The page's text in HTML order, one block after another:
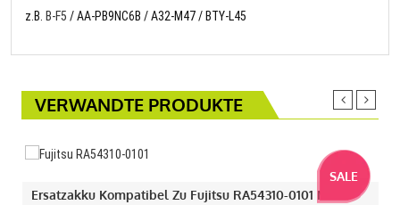
z.B. B-F5 / AA-PB9NC6B / A32-M47 / BTY-L45
VERWANDTE PRODUKTE
SALE
Ersatzakku Kompatibel Zu Fujitsu RA54310-0101 Mit